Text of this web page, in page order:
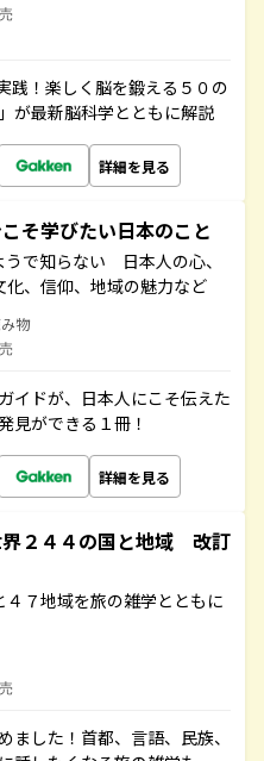
践！楽しく脳を鍛える５０の
が最新脳科学とともに解説
詳細を見る
そ学びたい日本のこと
うで知らない 日本人の心、
化、信仰、地域の魅力など
物
イドが、日本人にこそ伝えた
見ができる１冊！
詳細を見る
２４４の国と地域 改訂
４７地域を旅の雑学とともに
した！首都、言語、民族、